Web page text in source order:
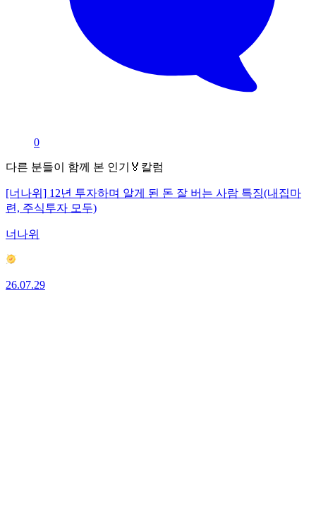
0
다른 분들이 함께 본 인기🏅칼럼
[너나위] 12년 투자하며 알게 된 돈 잘 버는 사람 특징(내집마
련, 주식투자 모두)
너나위
26.07.29